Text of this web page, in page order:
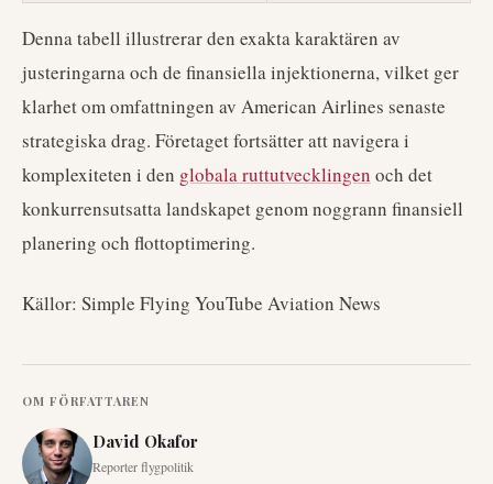
Denna tabell illustrerar den exakta karaktären av
justeringarna och de finansiella injektionerna, vilket ger
klarhet om omfattningen av American Airlines senaste
strategiska drag. Företaget fortsätter att navigera i
komplexiteten i den globala ruttutvecklingen och det
konkurrensutsatta landskapet genom noggrann finansiell
planering och flottoptimering.
Källor: Simple Flying YouTube Aviation News
OM FÖRFATTAREN
David Okafor
Reporter flygpolitik